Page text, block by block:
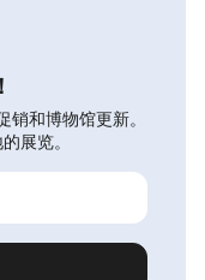
和博物馆更新。
展览。